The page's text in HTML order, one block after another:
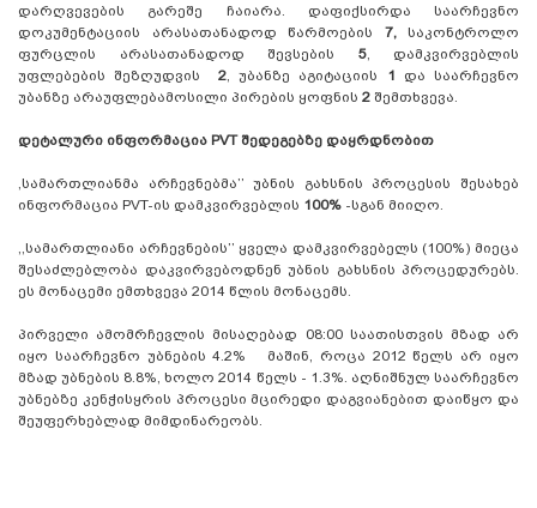
დარღვევების გარეშე ჩაიარა. დაფიქსირდა საარჩევნო
დოკუმენტაციის არასათანადოდ წარმოების 7,საკონტროლო
ფურცლის არასათანადოდ შევსების 5, დამკვირვებლის
უფლებების შეზღუდვის 2, უბანზე აგიტაციის 1 და საარჩევნო
უბანზე არაუფლებამოსილი პირების ყოფნის 2 შემთხვევა.
დეტალური ინფორმაცია PVT შედეგებზე დაყრდნობით
,სამართლიანმა არჩევნებმა’’ უბნის გახსნის პროცესის შესახებ
ინფორმაცია PVT-ის დამკვირვებლის 100% -სგან მიიღო.
,,სამართლიანი არჩევნების’’ ყველა დამკვირვებელს (100%) მიეცა
შესაძლებლობა დაკვირვებოდნენ უბნის გახსნის პროცედურებს.
ეს მონაცემი ემთხვევა 2014 წლის მონაცემს.
პირველი ამომრჩევლის მისაღებად 08:00 საათისთვის მზად არ
იყო საარჩევნო უბნების 4.2% მაშინ, როცა 2012 წელს არ იყო
მზად უბნების 8.8%, ხოლო 2014 წელს - 1.3%. აღნიშნულ საარჩევნო
უბნებზე კენჭისყრის პროცესი მცირედი დაგვიანებით დაიწყო და
შეუფერხებლად მიმდინარეობს.